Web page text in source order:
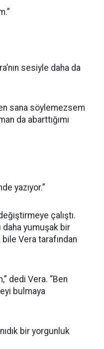
sesiyle daha da
sana söylemezsem
da abarttığımı
yazıyor.”
çalıştı.
daha yumuşak bir
Vera tarafından
dedi Vera. “Ben
bulmaya
bir yorgunluk